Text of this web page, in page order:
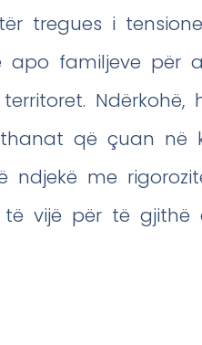
tregues i
apo familjeve për
Ndërkohë,
që çuan në
ndjekë me
të vijë për të gjithë